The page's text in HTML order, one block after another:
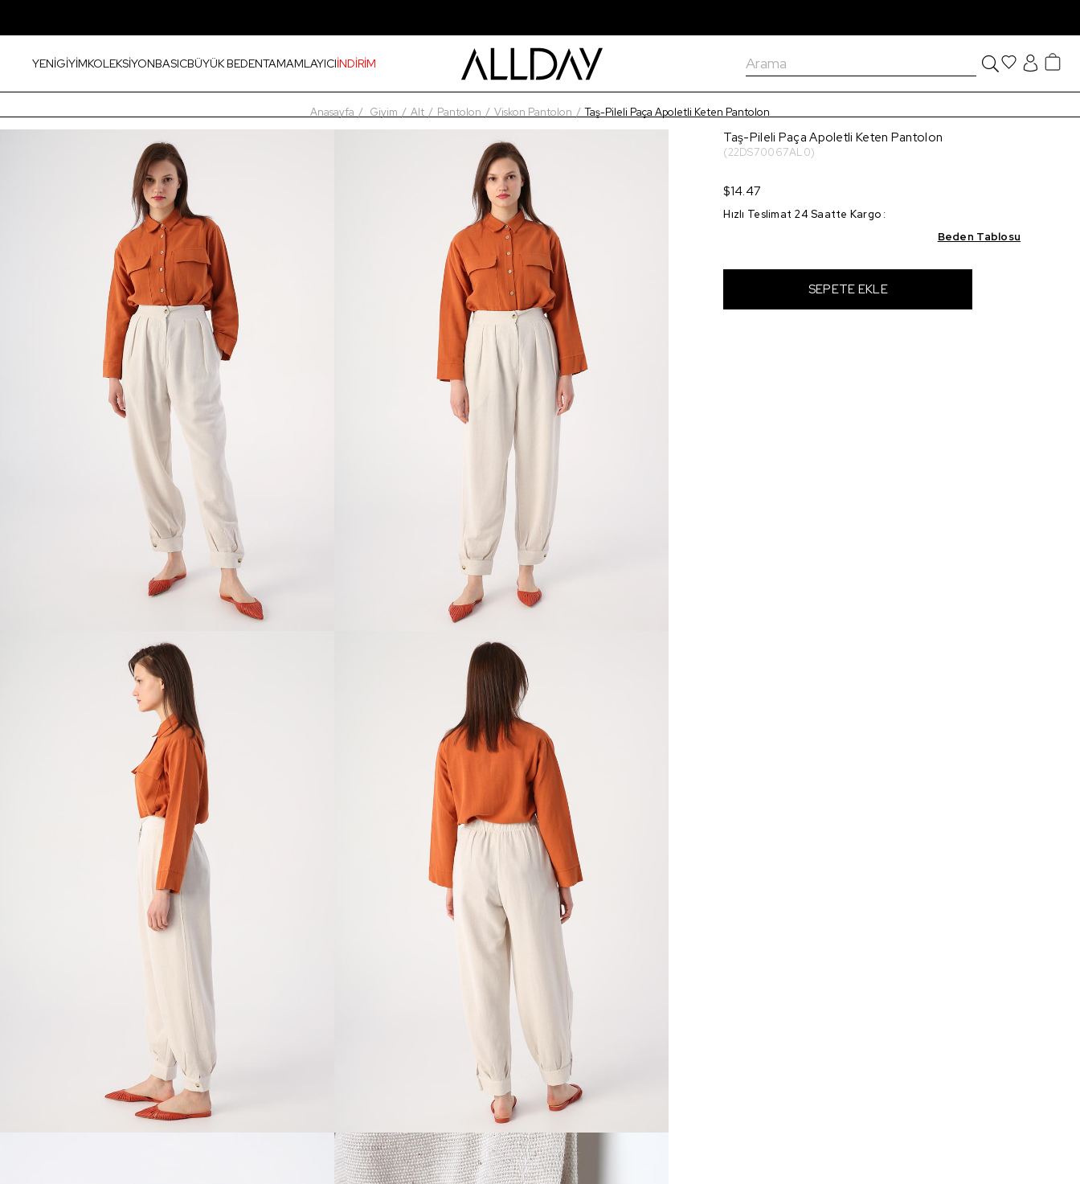
YENİGİYİMKOLEKSİYONBASICBÜYÜK BEDENTAMAMLAYICIİNDİRİM
Anasayfa Giyim Alt Pantolon Viskon Pantolon Taş-Pileli Paça Apoletli Keten Pantolon
Taş-Pileli Paça Apoletli Keten Pantolon
(22DS70067AL0)
$14.47
Hızlı Teslimat 24 Saatte Kargo :
Beden Tablosu